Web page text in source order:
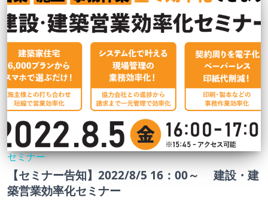
セミナー
【セミナー告知】2022/8/5 16：00～ 建設・建
築営業効率化セミナー